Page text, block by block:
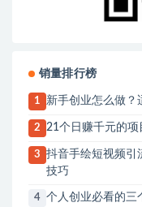
销量排行榜
1 新手创业怎么做？
2 21个日赚千元的
3
抖音手绘短视频引
技巧
4 个人创业必看的三